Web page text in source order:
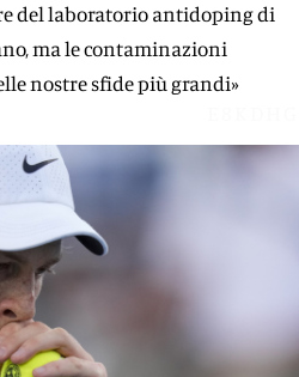
del laboratorio antidoping di
ma le contaminazioni
nostre sfide più grandi»